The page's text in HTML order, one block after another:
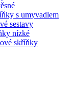
s umyvadlem
sestavy
nízké
skříňky